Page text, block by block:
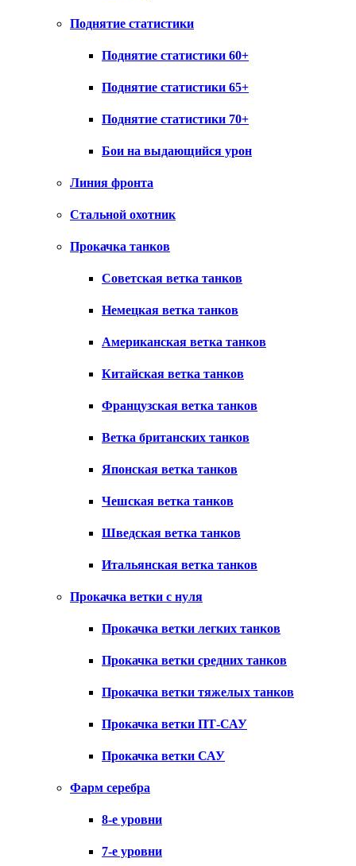
Поднятие статистики
Поднятие статистики 60+
Поднятие статистики 65+
Поднятие статистики 70+
Бои на выдающийся урон
Линия фронта
Стальной охотник
Прокачка танков
Советская ветка танков
Немецкая ветка танков
Американская ветка танков
Китайская ветка танков
Французская ветка танков
Ветка британских танков
Японская ветка танков
Чешская ветка танков
Шведская ветка танков
Итальянская ветка танков
Прокачка ветки с нуля
Прокачка ветки легких танков
Прокачка ветки средних танков
Прокачка ветки тяжелых танков
Прокачка ветки ПТ-САУ
Прокачка ветки САУ
Фарм серебра
8-е уровни
7-е уровни